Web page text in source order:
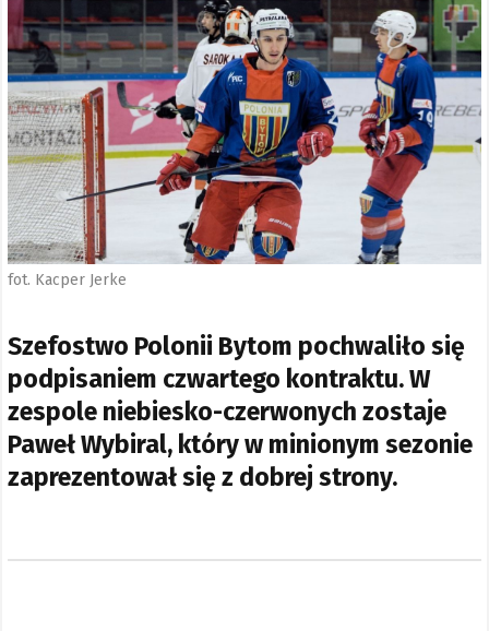
fot. Kacper Jerke
Szefostwo Polonii Bytom pochwaliło się
podpisaniem czwartego kontraktu. W
zespole niebiesko-czerwonych zostaje
Paweł Wybiral, który w minionym sezonie
zaprezentował się z dobrej strony.